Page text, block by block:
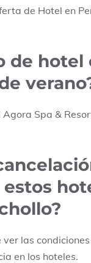
de Hotel en
de hotel
Agora Spa &
ver las
en los hoteles.